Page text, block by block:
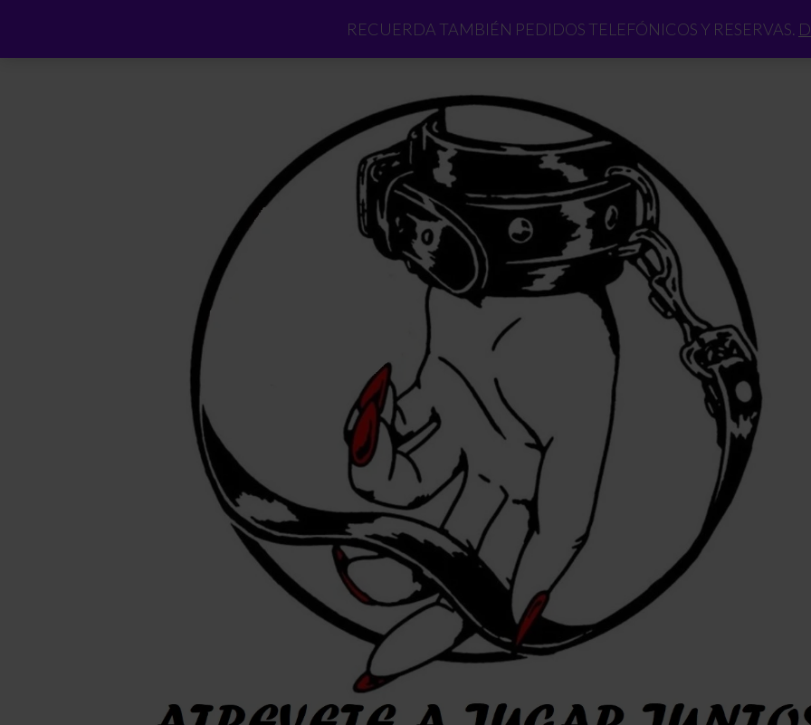
RECUERDA TAMBIÉN PEDIDOS TELEFÓNICOS Y RESERVAS.